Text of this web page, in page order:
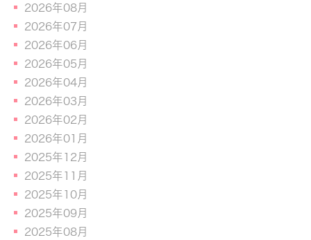
2026年08月
2026年07月
2026年06月
2026年05月
2026年04月
2026年03月
2026年02月
2026年01月
2025年12月
2025年11月
2025年10月
2025年09月
2025年08月